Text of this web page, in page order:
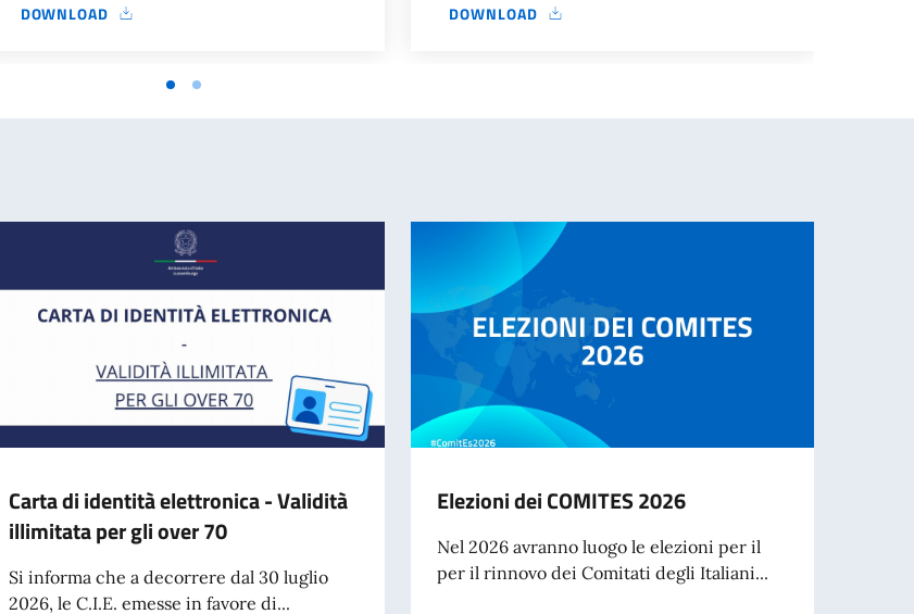
DOWNLOAD
ANNEX 1 AND 2 DOWNLOAD
CONTEST ENG
Carta di identità elettronica - Validità
illimitata per gli over 70
Si informa che a decorrere dal 30 luglio
2026, le C.I.E. emesse in favore di...
Elezioni dei COMITES 2026
Nel 2026 avranno luogo le elezioni per il
per il rinnovo dei Comitati degli Italiani...